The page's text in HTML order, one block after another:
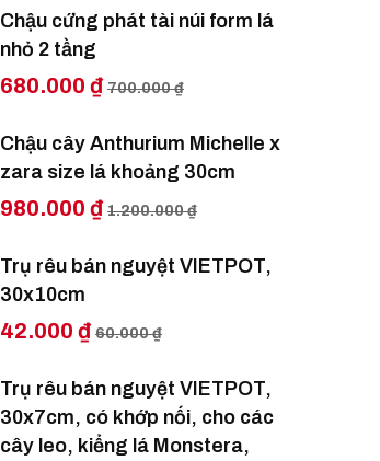
Chậu cứng phát tài núi form lá
nhỏ 2 tầng
680.000 ₫ 700.000 ₫
Chậu cây Anthurium Michelle x
zara size lá khoảng 30cm
980.000 ₫ 1.200.000 ₫
Trụ rêu bán nguyệt VIETPOT,
30x10cm
42.000 ₫ 60.000 ₫
Trụ rêu bán nguyệt VIETPOT,
30x7cm, có khớp nối, cho các
cây leo, kiểng lá Monstera,